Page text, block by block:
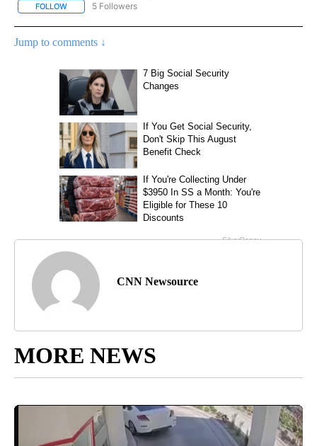
FOLLOW FOLLOW "CNN - SPANISH" TO RECEIVE NOTIFICATIONS ABOUT
5 Followers
Jump to comments ↓
CNN Newsource
MORE NEWS